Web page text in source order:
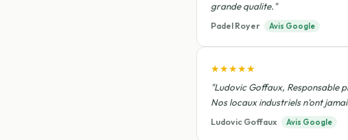
grande qualite."
Padel Royer Avis Google
★★★★★
"Ludovic Goffaux, Responsable
Nos locaux industriels n'ont
Ludovic Goffaux Avis Google